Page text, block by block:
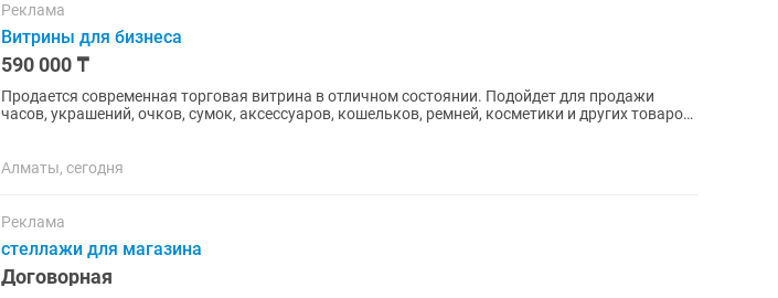
Реклама
Витрины для бизнеса
590 000 ₸
Продается современная торговая витрина в отличном состоянии. Подойдет для продажи
часов, украшений, очков, сумок, аксессуаров, кошельков, ремней, косметики и других товаров.
Алматы, сегодня
Реклама
стеллажи для магазина
Договорная